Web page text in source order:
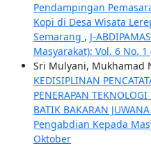
Pendampingan
Kopi di Desa Wisata
Semarang , J-
Masyarakat): Vol. 6 No.
Sri Mulyani, Mukhamad
KEDISIPLINAN
PENERAPAN
BATIK BAKARAN JUWANA
Pengabdian Kepada
Oktober